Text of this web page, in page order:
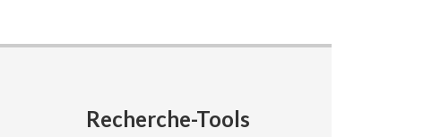
Recherche-Tools